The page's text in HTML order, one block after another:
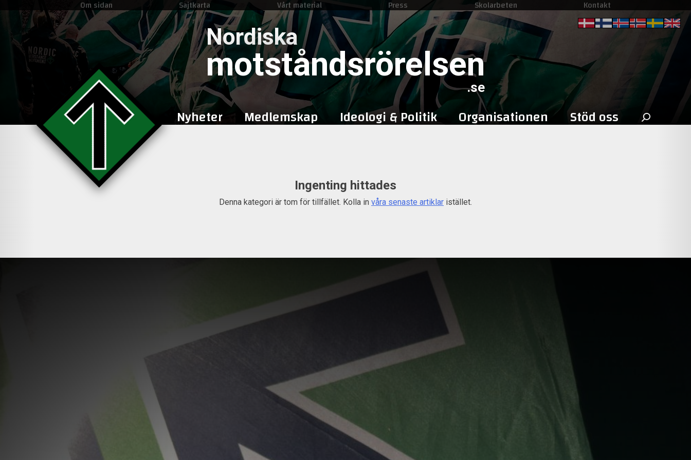
to
content
Om sidan Sajtkarta Vårt material Press Skolarbeten Kontakt
Nordiska
motståndsrörelsen
.se
Nyheter Medlemskap Ideologi & Politik Organisationen Stöd oss Sök
efter:
Ingenting hittades
Denna kategori är tom för tillfället. Kolla in våra senaste artiklar istället.